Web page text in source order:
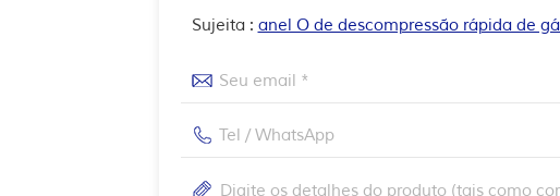
Sujeita : anel O de descompressão rápida de